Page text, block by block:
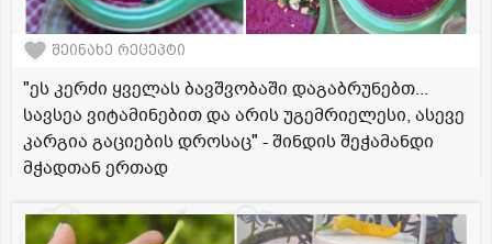
შეინახე რეცეპტი
"ეს კერძი ყველას ბავშვობაში დაგაბრუნებთ...
სავსეა ვიტამინებით და არის უგემრიელესი, ასევე
კარგია გაციების დროსაც" - შინდის შეჭამანდი
მჭადთან ერთად